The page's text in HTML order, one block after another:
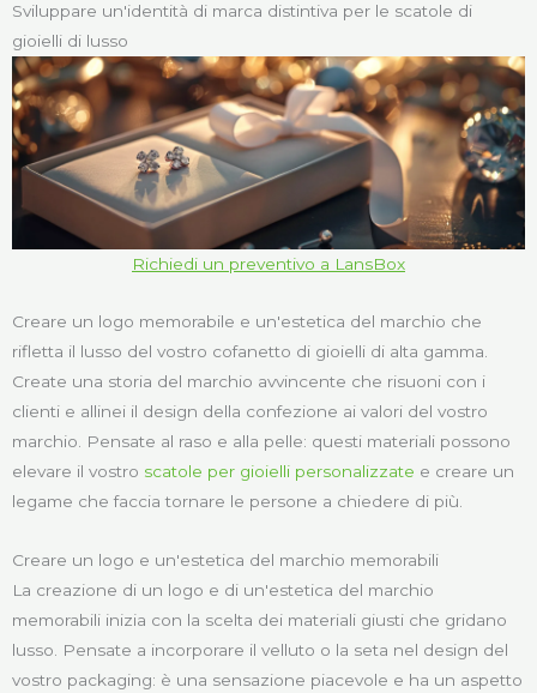
Sviluppare un'identità di marca distintiva per le scatole di
gioielli di lusso
Richiedi un preventivo a LansBox
Creare un logo memorabile e un'estetica del marchio che
rifletta il lusso del vostro cofanetto di gioielli di alta gamma.
Create una storia del marchio avvincente che risuoni con i
clienti e allinei il design della confezione ai valori del vostro
marchio. Pensate al raso e alla pelle: questi materiali possono
elevare il vostro scatole per gioielli personalizzate e creare un
legame che faccia tornare le persone a chiedere di più.
Creare un logo e un'estetica del marchio memorabili
La creazione di un logo e di un'estetica del marchio
memorabili inizia con la scelta dei materiali giusti che gridano
lusso. Pensate a incorporare il velluto o la seta nel design del
vostro packaging: è una sensazione piacevole e ha un aspetto